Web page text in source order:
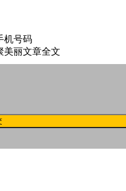
机号码
美丽文章全文